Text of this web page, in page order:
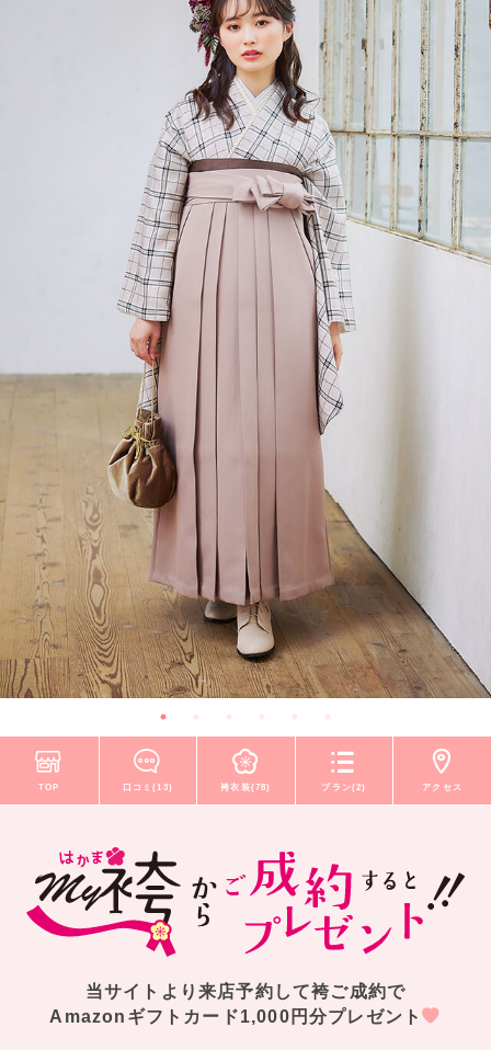
TOP 口コミ(13) 袴衣装(78) プラン(2) アクセス
当サイトより来店予約して袴ご成約で
Amazonギフトカード1,000円分プレゼント